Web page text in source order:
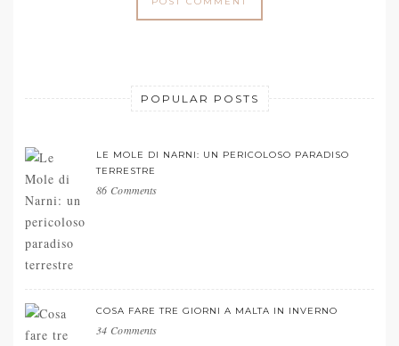
POPULAR POSTS
LE MOLE DI NARNI: UN PERICOLOSO PARADISO
TERRESTRE
86 Comments
COSA FARE TRE GIORNI A MALTA IN INVERNO
34 Comments